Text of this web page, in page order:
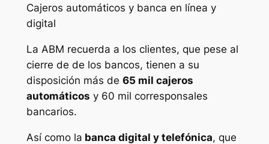
Cajeros automáticos y banca en línea y
digital
La ABM recuerda a los clientes, que pese al
cierre de de los bancos, tienen a su
disposición más de 65 mil cajeros
automáticos y 60 mil corresponsales
bancarios.
Así como la banca digital y telefónica, que